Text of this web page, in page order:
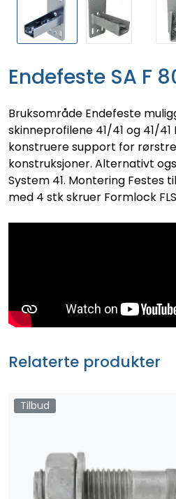
Endefeste SA F
Bruksområde Endefeste
skinneprofilene 41/41 og 41/
konstruere support for
konstruksjoner. Alternativt
System 41. Montering Festes
med 4 stk skruer Formlock
Relaterte produkter
Tilbud